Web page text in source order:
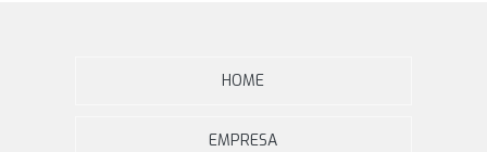
HOME
EMPRESA